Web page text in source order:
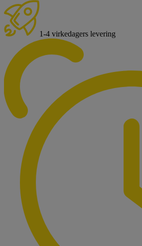
1-4 virkedagers levering